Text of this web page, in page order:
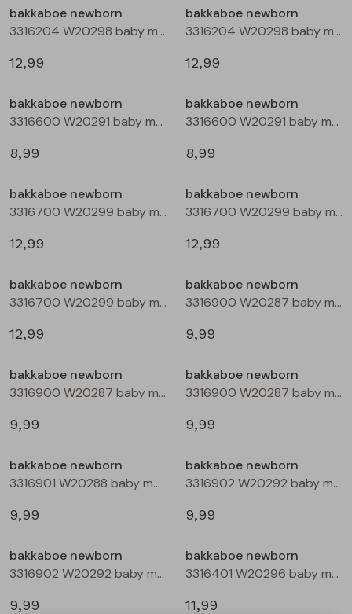
Blouses lange mouw
Pullover
Gilet spencers
Blazers
Bermuda's
Lange broeken
Bermuda's
Jackjes
Bermudas
Leggings
Lange broeken
Rokken
T-shirts lange mouw
Vesten
bakkaboe newborn
3316204 W20298 baby meisjes lange broek Ecru
12,99
bakkaboe newborn
3316204 W20298 baby meisjes lange broek Rose
12,99
bakkaboe newborn
3316600 W20291 baby meisjes T-shirt lm Ecru melee
8,99
bakkaboe newborn
3316600 W20291 baby meisjes T-shirt lm Peach
8,99
bakkaboe newborn
3316700 W20299 baby meisjes jurk Mauve
12,99
bakkaboe newborn
3316700 W20299 baby meisjes jurk Aubergine
12,99
bakkaboe newborn
3316700 W20299 baby meisjes jurk Taupe
12,99
bakkaboe newborn
3316900 W20287 baby meisjes basismode Ecru
9,99
bakkaboe newborn
3316900 W20287 baby meisjes basismode Peach
9,99
bakkaboe newborn
3316900 W20287 baby meisjes basismode Rose
9,99
bakkaboe newborn
3316901 W20288 baby meisjes basismode Rose
9,99
bakkaboe newborn
3316902 W20292 baby meisjes basismode Ecru
9,99
bakkaboe newborn
3316902 W20292 baby meisjes basismode Peach
9,99
bakkaboe newborn
3316401 W20296 baby meisjes sweatshirt Ecru
11,99